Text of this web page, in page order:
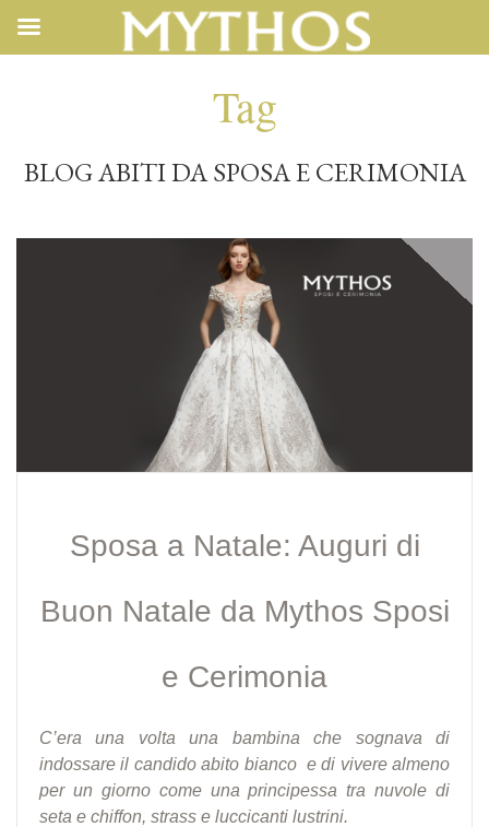
Tag
BLOG ABITI DA SPOSA E CERIMONIA
Sposa a Natale: Auguri di
Buon Natale da Mythos Sposi
e Cerimonia
C’era una volta una bambina che sognava di
indossare il candido abito bianco e di vivere almeno
per un giorno come una principessa tra nuvole di
seta e chiffon, strass e luccicanti lustrini.